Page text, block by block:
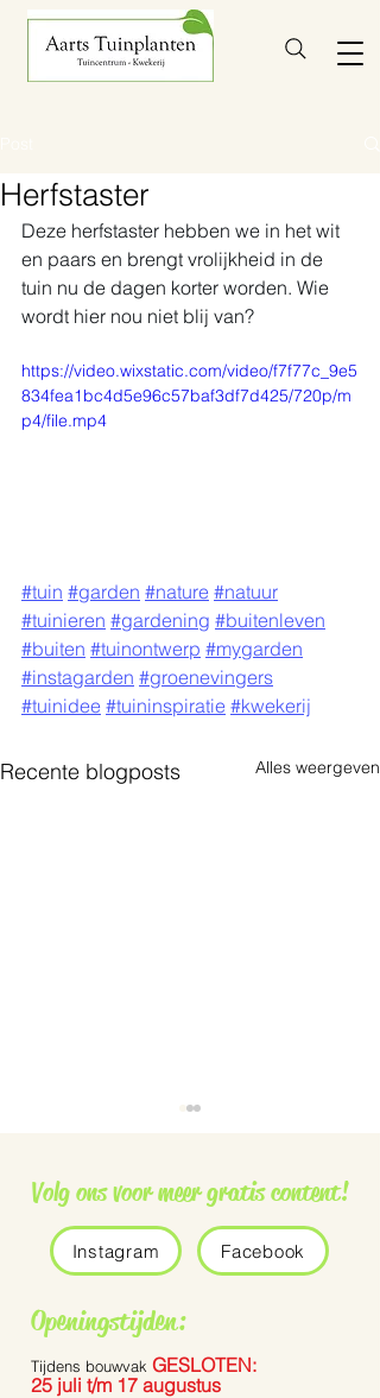
Herfstaster
Deze herfstaster hebben we in het wit
en paars en brengt vrolijkheid in de
tuin nu de dagen korter worden. Wie
wordt hier nou niet blij van?
https://video.wixstatic.com/video/f7f77c_9e5
834fea1bc4d5e96c57baf3df7d425/720p/m
p4/file.mp4
#tuin #garden #nature #natuur
#tuinieren #gardening #buitenleven
#buiten #tuinontwerp #mygarden
#instagarden #groenevingers
#tuinidee #tuininspiratie #kwekerij
Recente blogposts Alles weergeven
Grauwe vliegenvanger
Volg ons voor meer gratis content!
Instagram Facebook
Openingstijden:
Tijdens bouwvak GESLOTEN:
25 juli t/m 17 augustus